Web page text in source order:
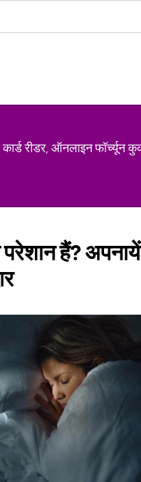
रीडर, ऑनलाइन फॉर्च्यून
हैं?